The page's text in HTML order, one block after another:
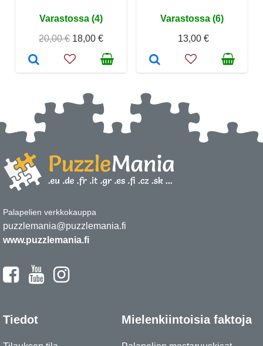
Varastossa (4)
20,00 € 18,00 €
Varastossa (6)
13,00 €
Palapelien verkkokauppa
puzzlemania@puzzlemania.fi
www.puzzlemania.fi
Tiedot Mielenkiintoisia faktoja